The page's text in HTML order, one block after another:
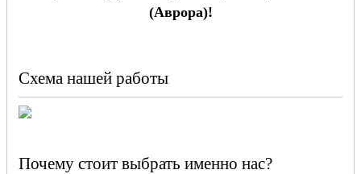
(Аврора)!
Схема нашей работы
Почему стоит выбрать именно нас?